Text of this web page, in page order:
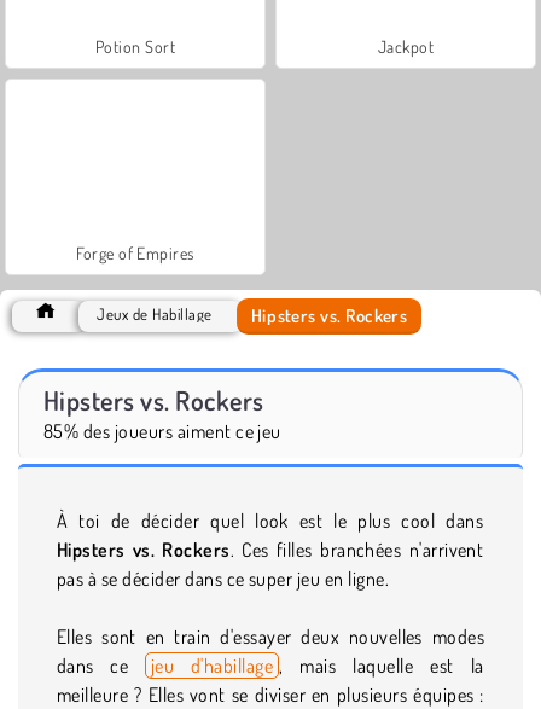
Potion Sort Jackpot
Forge of Empires
Jeux de Habillage Hipsters vs. Rockers
Hipsters vs. Rockers
85% des joueurs aiment ce jeu
À toi de décider quel look est le plus cool dans
Hipsters vs. Rockers. Ces filles branchées n'arrivent
pas à se décider dans ce super jeu en ligne.
Elles sont en train d'essayer deux nouvelles modes
dans ce
jeu d'habillage , mais laquelle est la
meilleure ? Elles vont se diviser en plusieurs équipes :